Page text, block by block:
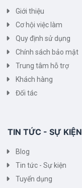
Giới thiệu
Cơ hội việc làm
Quy định sử dụng
Chính sách bảo mật
Trung tâm hỗ trợ
Khách hàng
Đối tác
TIN TỨC - SỰ KIỆN
Blog
Tin tức - Sự kiện
Tuyển dụng